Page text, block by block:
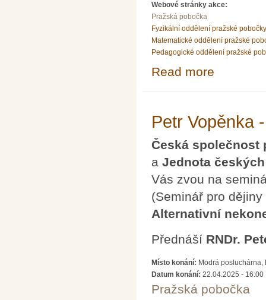
Webové stránky akce:
Pražská pobočka
Fyzikální oddělení pražské pobočky
Matematické oddělení pražské
Pedagogické oddělení pražské
Read more
Petr Vopěnka
Česká společnost
a Jednota
Vás zvou na
(Seminář pro
Alternativní
Přednáší RNDr.
Místo konání: Modrá posluchárna,
Datum konání: 22.04.2025 - 16:00
Pražská pobočka